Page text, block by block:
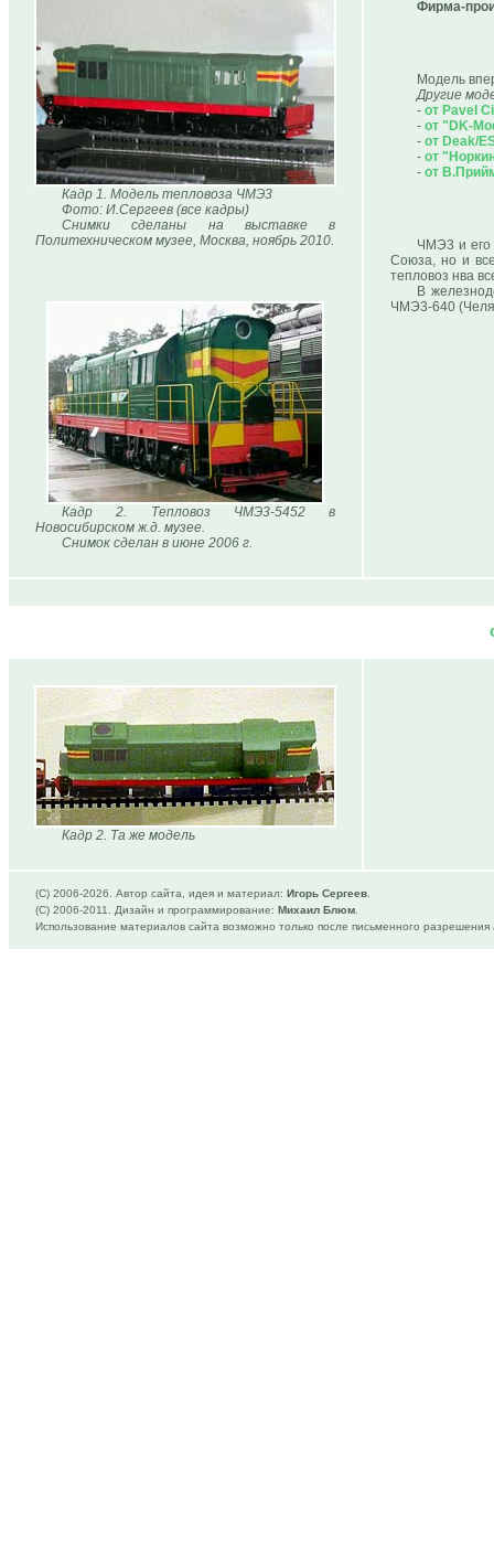
Кадр 1. Модель тепловоза ЧМЭ3
Фото: И.Сергеев (все кадры)
Снимки сделаны на выставке в
Политехническом музее, Москва, ноябрь 2010.
Кадр 2. Тепловоз ЧМЭ3-5452 в
Новосибирском ж.д. музее.
Снимок сделан в июне 2006 г.
Фирма-
Модель
Другие
- от Pavel
- от "DK-
- от Deak/
- от
- от
ЧМЭ3 и его
Союза, но и
тепловоз нва
В
ЧМЭ3-640
Кадр 2. Та же модель
(C) 2006-2026. Автор сайта, идея и материал: Игорь Сергеев
(C) 2006-2011. Дизайн и программирование: Михаил Блюм
Использование материалов сайта возможно только после письменного разрешения